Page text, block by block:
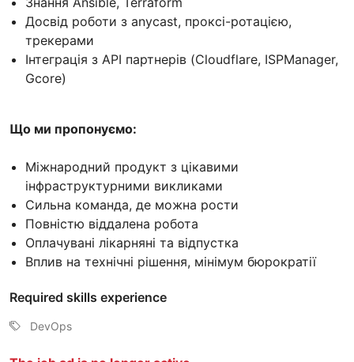
Досвід роботи з anycast, проксі-ротацією,
трекерами
Інтеграція з API партнерів (Cloudflare, ISPManager,
Gcore)
Що ми пропонуємо:
Міжнародний продукт з цікавими
інфраструктурними викликами
Сильна команда, де можна рости
Повністю віддалена робота
Оплачувані лікарняні та відпустка
Вплив на технічні рішення, мінімум бюрократії
Required skills experience
DevOps